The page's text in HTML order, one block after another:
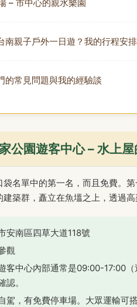
– 市中心的親水樂園
南親子戶外一日遊？我的行程安
的常見問題與我的經驗談
公園遊客中心 – 水上
袋名單中的第一名，而且免費。
築群，矗立在魚塭之上，透過
安南區四草大道118號
觀
客中心內部通常是09:00-17:00
認。
駕，有免費停車場。大眾運輸可